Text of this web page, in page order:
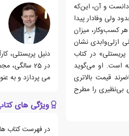
و آن‌، این‌که
ولی وفادار پیدا
کسب‌وکار، میزان
ازلی‌وابدی نشان
در کتاب
است. او می‌گوید
قیمت بالاتری
بی‌نظیری را مطرح
در 25
می پردازد و به
ویژگی های
در فهرست کتاب